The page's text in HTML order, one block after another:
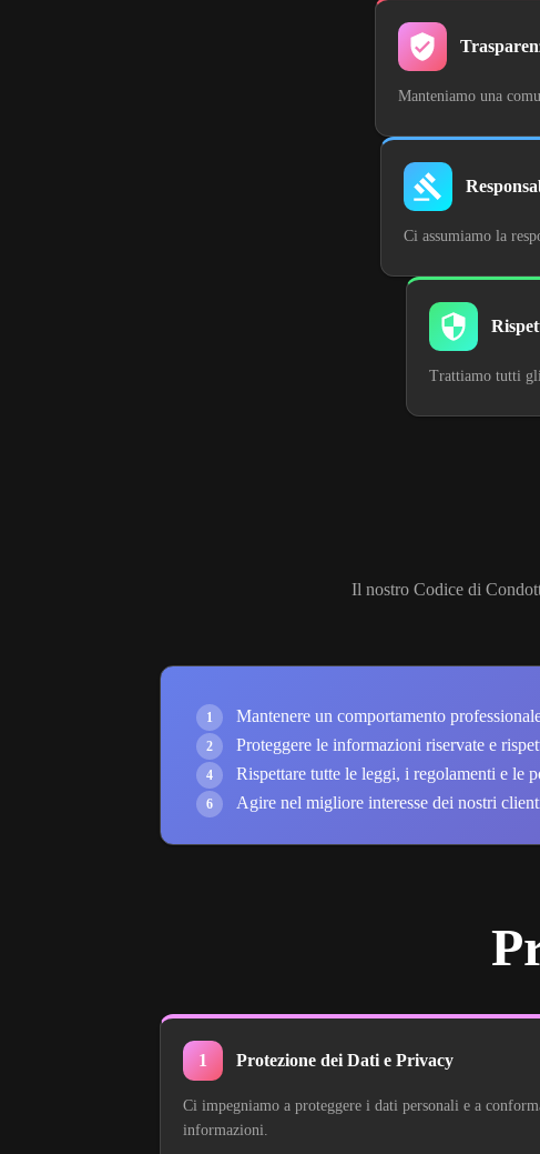
Manteniamo una
Ci assumiamo la
Trattiamo tutti
Il nostro Codice di
1 Mantenere un comportamento
2 Proteggere le informazioni riservate e
4 Rispettare tutte le leggi, i regolamenti e le
6 Agire nel migliore interesse dei nostri
1 Protezione dei Dati e Privacy
Ci impegniamo a proteggere i dati personali e a
informazioni.